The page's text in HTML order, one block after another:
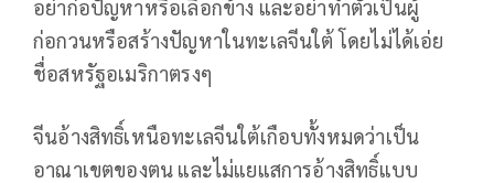
อย่าก่อปัญหาหรือเลือกข้าง และอย่าทำตัวเป็นผู้
ก่อกวนหรือสร้างปัญหาในทะเลจีนใต้ โดยไม่ได้เอ่ย
ชื่อสหรัฐอเมริกาตรงๆ
จีนอ้างสิทธิ์เหนือทะเลจีนใต้เกือบทั้งหมดว่าเป็น
อาณาเขตของตน และไม่แยแสการอ้างสิทธิ์แบบ